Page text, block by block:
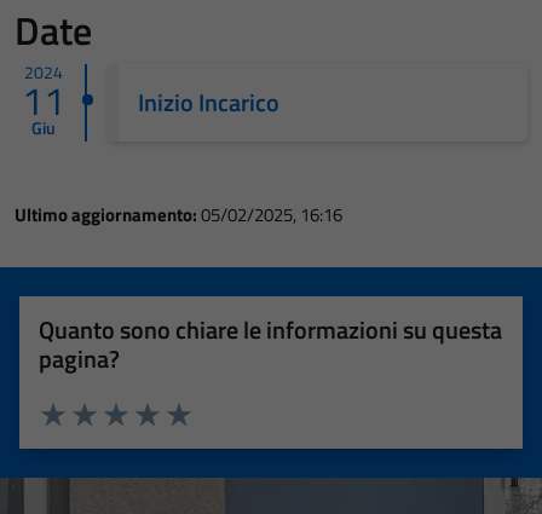
Date
2024
11
Giu
Inizio Incarico
Ultimo aggiornamento:05/02/2025, 16:16
Quanto sono chiare le informazioni su questa
pagina?
Valuta 5 stelle su 5
Valuta 4 stelle su 5
Valuta 3 stelle su 5
Valuta 2 stelle su 5
Valuta 1 stelle su 5